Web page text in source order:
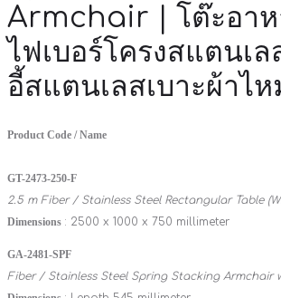
Armchair | โต๊ะอาห
ไฟเบอร์โครงสแตนเล
อี้สแตนเลสเบาะผ้าไ
Product Code / Name
GT-2473-250-F
2.5 m Fiber / Stainless Steel Rectangular Table
Dimensions : 2500 x 1000 x 750 millimeter
GA-2481-SPF
Fiber / Stainless Steel Spring Stacking Armchair